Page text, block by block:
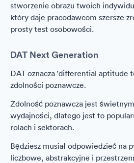
stworzenie obrazu twoich
który daje pracodawcom szersze
prosty test osobowości.
DAT Next Generation
DAT oznacza 'differential aptitude
zdolności poznawcze.
Zdolność poznawcza jest
wydajności, dlatego jest to
rolach i sektorach.
Będziesz musiał odpowiedzieć na
liczbowe, abstrakcyjne i